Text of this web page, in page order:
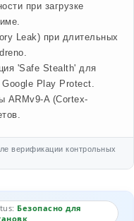
при загрузке
Leak) при длительных
'Safe Stealth' для
Play Protect.
ARMv9-A (Cortex-
верификации контрольных
Безопасно для